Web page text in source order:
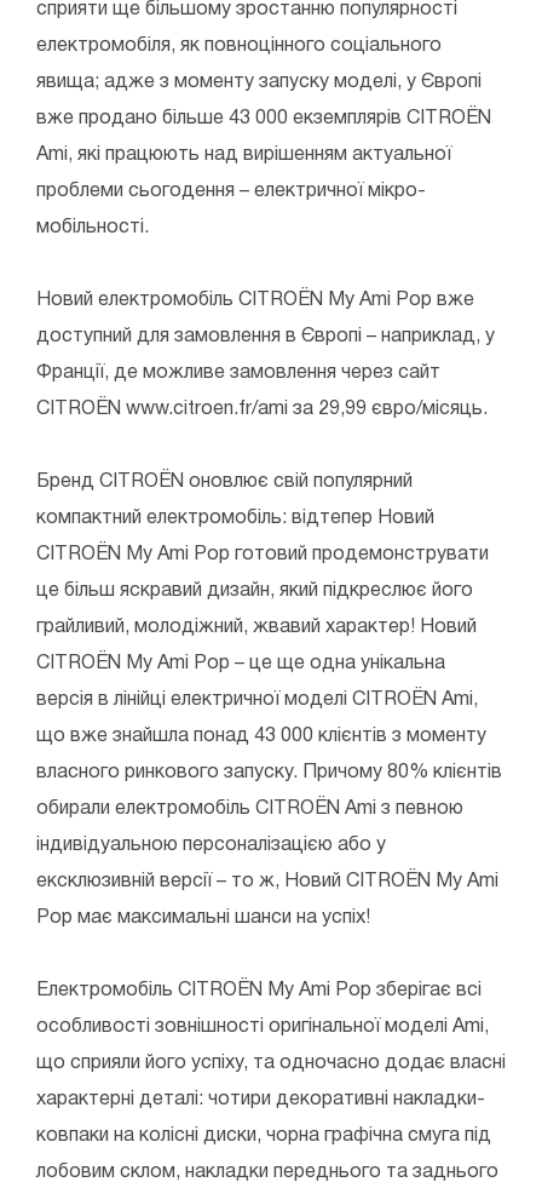
сприяти ще більшому зростанню популярності
електромобіля, як повноцінного соціального
явища; адже з моменту запуску моделі, у Європі
вже продано більше 43 000 екземплярів CITROЁN
Ami, які працюють над вирішенням актуальної
проблеми сьогодення – електричної мікро-
мобільності.
Новий електромобіль CITROЁN My Ami Pop вже
доступний для замовлення в Європі – наприклад, у
Франції, де можливе замовлення через сайт
CITROЁN www.citroen.fr/ami за 29,99 євро/місяць.
Бренд CITROЁN оновлює свій популярний
компактний електромобіль: відтепер Новий
CITROЁN My Ami Pop готовий продемонструвати
це більш яскравий дизайн, який підкреслює його
грайливий, молодіжний, жвавий характер! Новий
CITROЁN My Ami Pop – це ще одна унікальна
версія в лінійці електричної моделі CITROЁN Ami,
що вже знайшла понад 43 000 клієнтів з моменту
власного ринкового запуску. Причому 80% клієнтів
обирали електромобіль CITROЁN Ami з певною
індивідуальною персоналізацією або у
ексклюзивній версії – то ж, Новий CITROЁN My Ami
Pop має максимальні шанси на успіх!
Електромобіль CITROЁN My Ami Pop зберігає всі
особливості зовнішності оригінальної моделі Ami,
що сприяли його успіху, та одночасно додає власні
характерні деталі: чотири декоративні накладки-
ковпаки на колісні диски, чорна графічна смуга під
лобовим склом, накладки переднього та заднього